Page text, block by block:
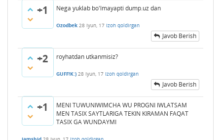
+1 Nega yuklab bo'lmayapti dump.uz dan
Ozodbek 28 Iyun, 17 Izoh qoldirgan
Javob Berish
+2 royhatdan utkanmisiz?
GUFF!K:) 28 Iyun, 17 Izoh qoldirgan
Javob Berish
+1
MENI TUWUNIWIMCHA WU PROGNI IWLATSAM
MEN TASIX SAYTLARIGA TEKIN KIRAMAN FAQAT
TASIX GA WUNDAYMI